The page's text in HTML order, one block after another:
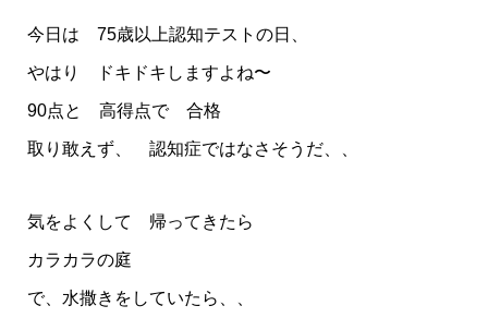
今日は 75歳以上認知テストの日、
やはり ドキドキしますよね〜
90点と 高得点で 合格
取り敢えず、 認知症ではなさそうだ、、
気をよくして 帰ってきたら
カラカラの庭
で、水撒きをしていたら、、